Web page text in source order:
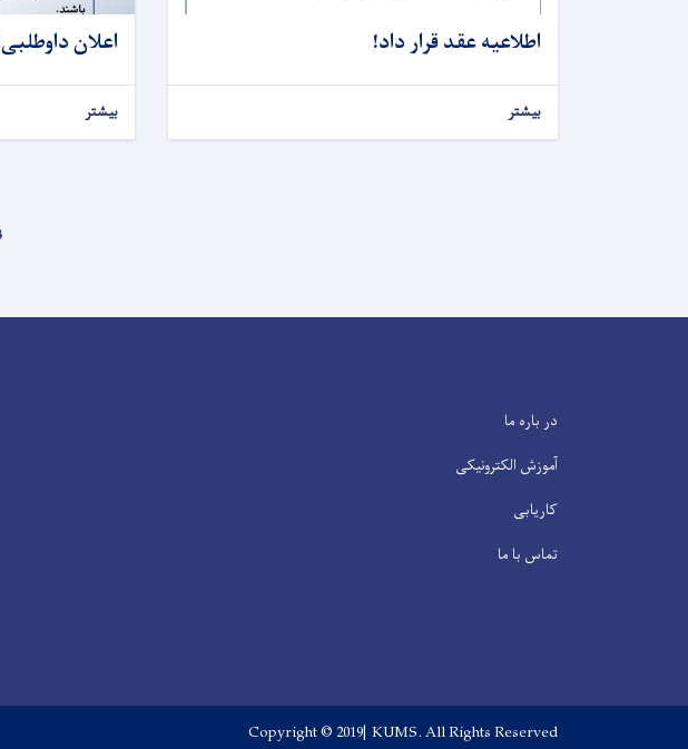
اطلاعیه عقد قرار داد!
بیشتر
اعلان
بیشتر
در باره ما
آموزش الکترونیکی
کاریابی
تماس با ما
Copyright © 2019| KUMS. All Rights Reserved